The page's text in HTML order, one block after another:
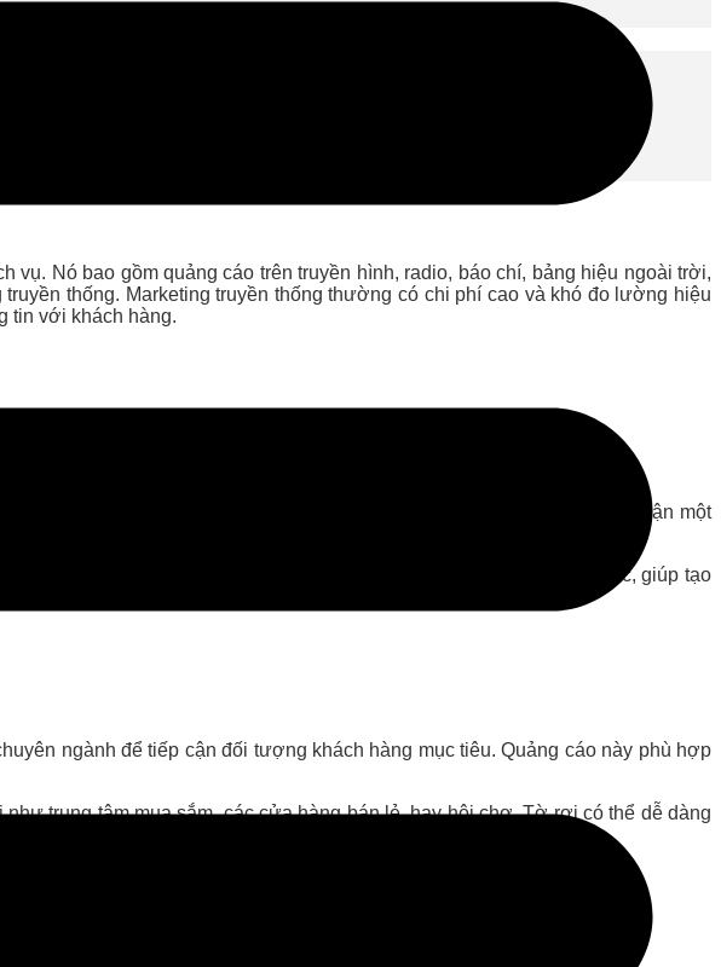
Nó bao gồm quảng cáo trên truyền hình, radio, báo chí, bảng hiệu ngoài trời,
thống. Marketing truyền thống thường có chi phí cao và khó đo lường hiệu
tin với khách hàng.
của từng hình thức:
cáo trên các kênh truyền hình. Quảng cáo truyền hình có khả năng tiếp cận một
người xem. Tuy nhiên, chi phí sản xuất và phát sóng có thể rất cao.
có thể tiếp cận khách hàng trong khi họ đang lái xe hoặc làm việc, giúp tạo
phủ sóng lớn.
ngành để tiếp cận đối tượng khách hàng mục tiêu. Quảng cáo này phù hợp
trung tâm mua sắm, các cửa hàng bán lẻ, hay hội chợ. Tờ rơi có thể dễ dàng